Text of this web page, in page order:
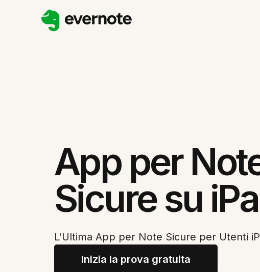
App per
Sicure su
L'Ultima App per Note Sicure per Utenti
Inizia la prova gratuita